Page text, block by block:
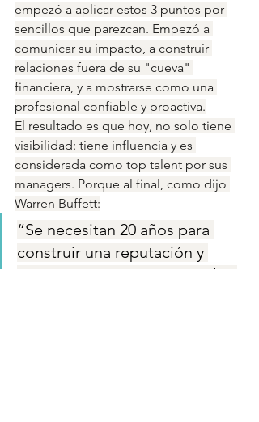
empezó a aplicar estos 3 puntos por
sencillos que parezcan. Empezó a
comunicar su impacto, a construir
relaciones fuera de su "cueva"
financiera, y a mostrarse como una
profesional confiable y proactiva.
El resultado es que hoy, no solo tiene
visibilidad: tiene influencia y es
considerada como top talent por sus
managers. Porque al final, como dijo
Warren Buffett:
“Se necesitan 20 años para
construir una reputación y
cinco minutos para arruinarla."